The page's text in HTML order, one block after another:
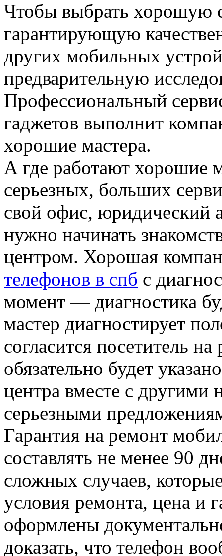
Чтобы выбрать хорошую
гарантирующую
других мобильных
предварительную
Профессиональный
гаджетов выполнит
хорошие мастера.
А где работают хорошие
серьезных, больших
свой офис, юридический
нужно начинать
центром. Хорошая
телефонов в спб с
момент — диагностика
мастер диагностирует
согласится посетитель
обязательно будет
центра вместе с другими
серьезными
Гарантия на ремонт
составлять не менее 90
сложных случаев,
условия ремонта, цена и
оформлены
доказать, что телефон